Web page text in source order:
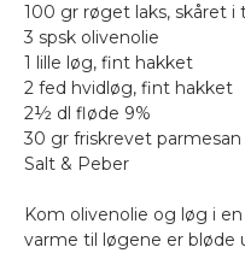
100 gr røget laks, skåret i
3 spsk olivenolie
1 lille løg, fint hakket
2 fed hvidløg, fint hakket
2½ dl fløde 9%
30 gr friskrevet parmesan
Salt & Peber
Kom olivenolie og løg i
varme til løgene er bløde